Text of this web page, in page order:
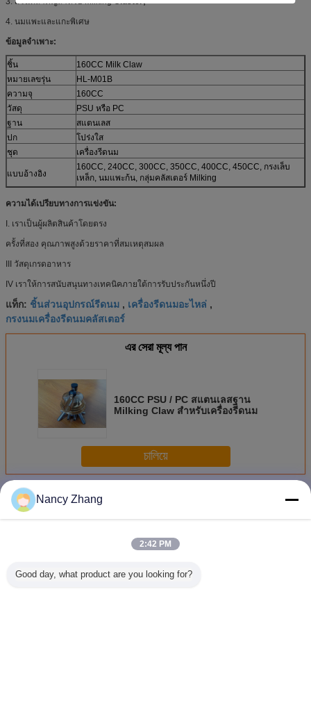
4. นมแพะและแกะพิเศษ
ข้อมูลจำเพาะ:
ชิ้น
160CC Milk Claw
หมายเลขรุ่น
HL-M01B
ความจุ
160CC
วัสดุ
PSU หรือ PC
ฐาน
สแตนเลส
ปก
โปร่งใส
ชุด
เครื่องรีดนม
แบบอ้างอิง
160CC, 240CC, 300CC, 350CC, 400CC, 450CC, กรงเล็บ
เหล็ก, นมแพะก้น, กลุ่มคลัสเตอร์ Milking
ความได้เปรียบทางการแข่งขัน:
I. เราเป็นผู้ผลิตสินค้าโดยตรง
ครั้งที่สอง คุณภาพสูงด้วยราคาที่สมเหตุสมผล
III วัสดุเกรดอาหาร
IV เราให้การสนับสนุนทางเทคนิคภายใต้การรับประกันหนึ่งปี
แท็ก: ชิ้นส่วนอุปกรณ์รีดนม , เครื่องรีดนมอะไหล่ ,
กรงนมเครื่องรีดนมคลัสเตอร์
এর সেরা মূল্য পান
160CC PSU / PC สแตนเลสฐาน
Milking Claw สำหรับเครื่องรีดนม
চালিয়ে
มากกว่าอะไหล่เครื่องนม
เครื่องแยกครีม
เครื่องแยกนมขนาด
Nancy Zhang
2:42 PM
Good day, what product are you looking for?